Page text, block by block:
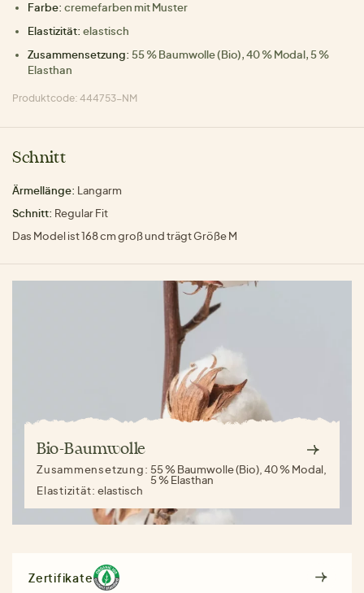
Farbe: cremefarben mit Muster
Elastizität: elastisch
Zusammensetzung: 55 % Baumwolle (Bio), 40 % Modal, 5 %
Elasthan
Produktcode: 444753-NM
Schnitt
Ärmellänge: Langarm
Schnitt: Regular Fit
Das Model ist 168 cm groß und trägt Größe M
Bio-Baumwolle
Zusammensetzung: 55 % Baumwolle (Bio), 40 % Modal,
5 % Elasthan
Elastizität:elastisch
Zertifikate